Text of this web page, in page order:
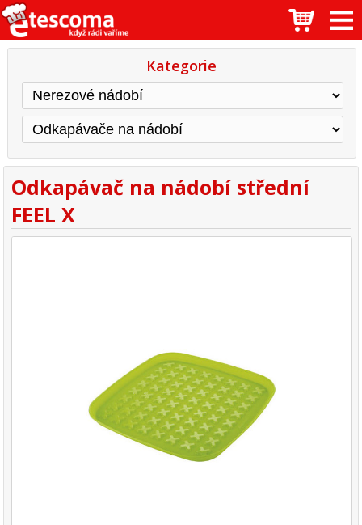
Kategorie
Odkapávač na nádobí střední
FEEL X